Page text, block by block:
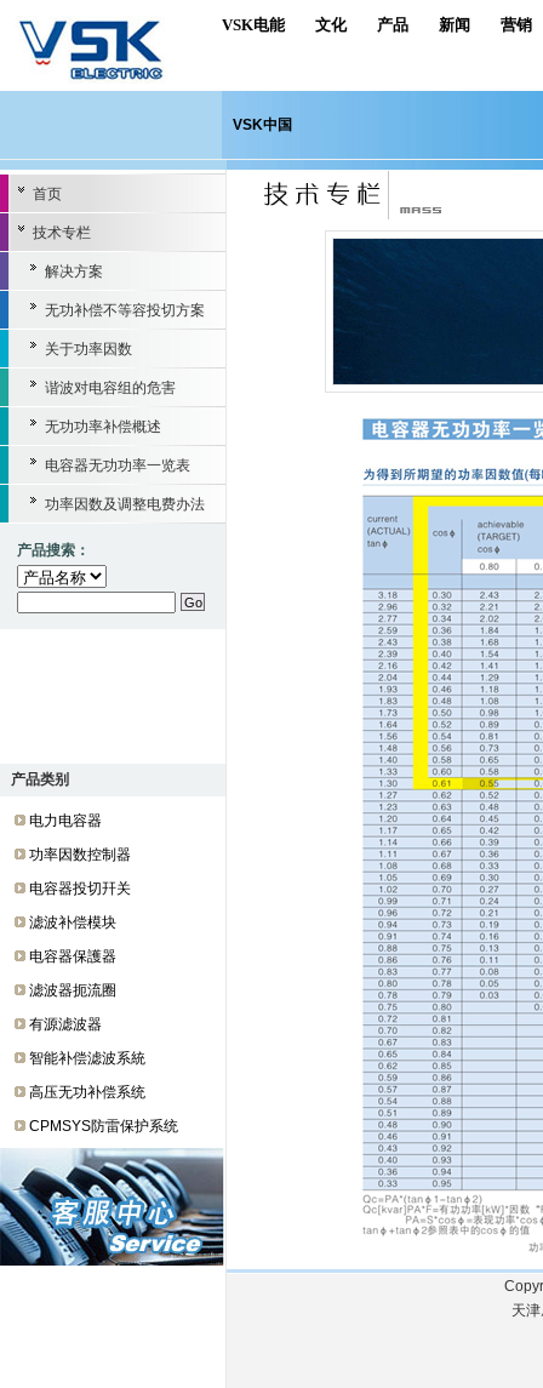
VSK电能 文化 产品 新闻 营销
VSK中国
首页
技术专栏
解决方案
无功补偿不等容投切方案
关于功率因数
谐波对电容组的危害
无功功率补偿概述
电容器无功功率一览表
功率因数及调整电费办法
产品搜索：
产品类别
电力电容器
功率因数控制器
电容器投切幵关
滤波补偿模块
电容器保護器
滤波器扼流圈
有源滤波器
智能补偿滤波系統
高压无功补偿系统
CPMSYS防雷保护系统
天